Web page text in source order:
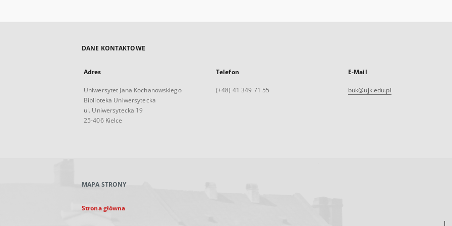
DANE KONTAKTOWE
Adres
Uniwersytet Jana Kochanowskiego
Biblioteka Uniwersytecka
ul. Uniwersytecka 19
25-406 Kielce
Telefon
(+48) 41 349 71 55
E-Mail
buk@ujk.edu.pl
MAPA STRONY
Strona główna